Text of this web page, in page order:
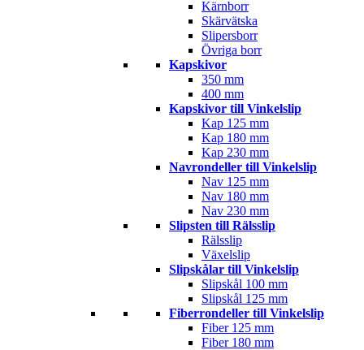
Kärnborr
Skärvätska
Slipersborr
Övriga borr
Kapskivor
350 mm
400 mm
Kapskivor till Vinkelslip
Kap 125 mm
Kap 180 mm
Kap 230 mm
Navrondeller till Vinkelslip
Nav 125 mm
Nav 180 mm
Nav 230 mm
Slipsten till Rälsslip
Rälsslip
Växelslip
Slipskålar till Vinkelslip
Slipskål 100 mm
Slipskål 125 mm
Fiberrondeller till Vinkelslip
Fiber 125 mm
Fiber 180 mm